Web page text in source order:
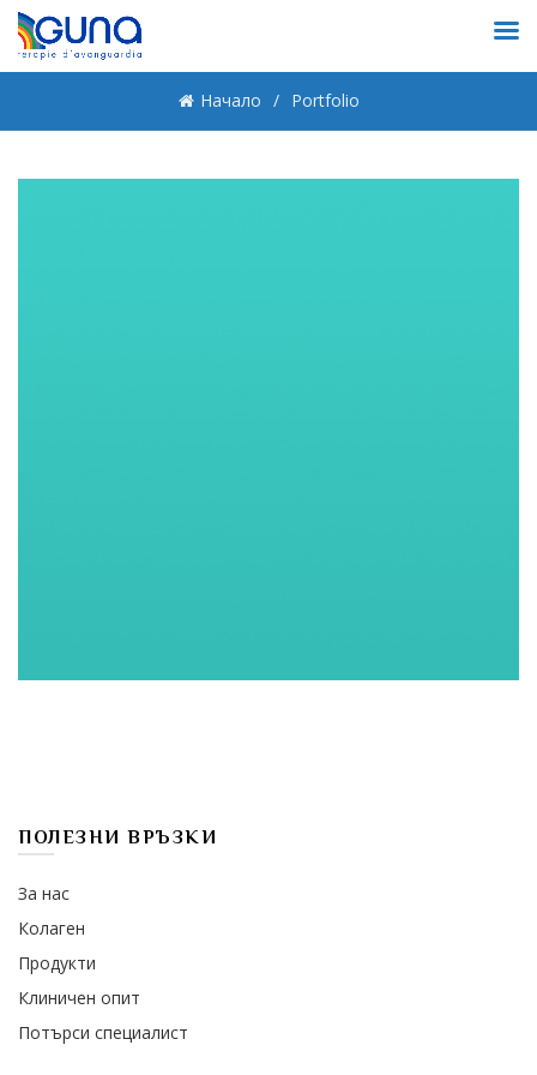
Начало Portfolio
ПОЛЕЗНИ ВРЪЗКИ
За нас
Колаген
Продукти
Клиничен опит
Потърси специалист